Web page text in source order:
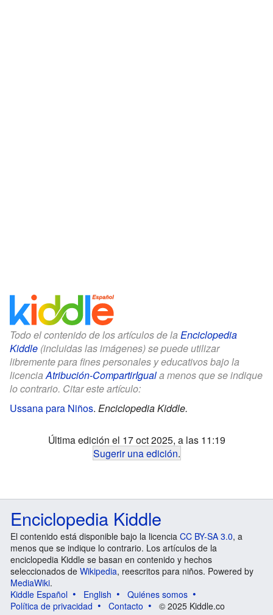
Todo el contenido de los artículos de la Enciclopedia
Kiddle (incluidas las imágenes) se puede utilizar
libremente para fines personales y educativos bajo la
licenciaAtribución-CompartirIguala menos que se indique
lo contrario. Citar este artículo:
Ussana para Niños. Enciclopedia Kiddle.
Última edición el 17 oct 2025, a las 11:19
Sugerir una edición.
Enciclopedia Kiddle
El contenido está disponible bajo la licencia CC BY-SA 3.0, a
menos que se indique lo contrario. Los artículos de la
enciclopedia Kiddle se basan en contenido y hechos
seleccionados de Wikipedia, reescritos para niños. Powered by
MediaWiki.
Kiddle Español
English
Quiénes somos
Política de privacidad
Contacto © 2025 Kiddle.co